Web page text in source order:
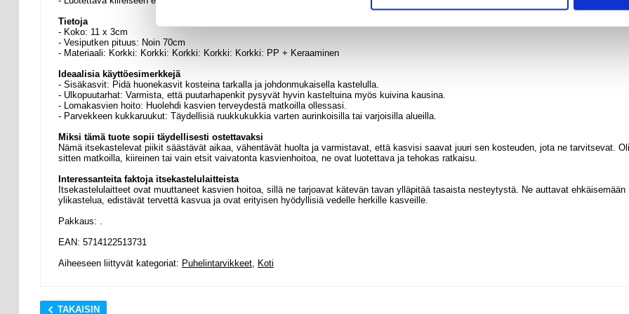
Tietoja
- Koko: 11 x 3cm
- Vesiputken pituus: Noin 70cm
- Materiaali: Korkki: Korkki: Korkki: Korkki: Korkki: PP + Keraaminen
Ideaalisia käyttöesimerkkejä
- Sisäkasvit: Pidä huonekasvit kosteina tarkalla ja johdonmukaisella kastelulla.
- Ulkopuutarhat: Varmista, että puutarhapenkit pysyvät hyvin kasteltuina myös kuivina kausina.
- Lomakasvien hoito: Huolehdi kasvien terveydestä matkoilla ollessasi.
- Parvekkeen kukkaruukut: Täydellisiä ruukkukukkia varten aurinkoisilla tai varjoisilla alueilla.
Miksi tämä tuote sopii täydellisesti ostettavaksi
Nämä itsekastelevat piikit säästävät aikaa, vähentävät huolta ja varmistavat, että kasvisi saavat juuri sen kosteuden, jota ne tarvitsevat.
sitten matkoilla, kiireinen tai vain etsit vaivatonta kasvienhoitoa, ne ovat luotettava ja tehokas ratkaisu.
Interessanteita faktoja itsekastelulaitteista
Itsekastelulaitteet ovat muuttaneet kasvien hoitoa, sillä ne tarjoavat kätevän tavan ylläpitää tasaista nesteytystä. Ne auttavat ehkäisemään
ylikastelua, edistävät tervettä kasvua ja ovat erityisen hyödyllisiä vedelle herkille kasveille.
Pakkaus: .
EAN: 5714122513731
Aiheeseen liittyvät kategoriat: Puhelintarvikkeet, Koti
TAKAISIN